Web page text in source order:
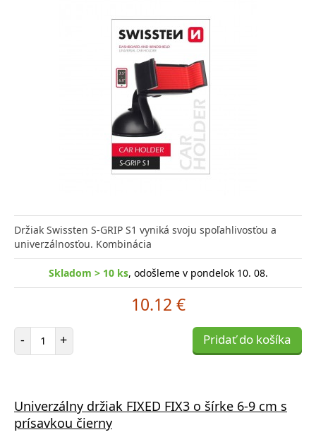
Držiak Swissten S-GRIP S1 vyniká svoju spoľahlivosťou a
univerzálnosťou. Kombinácia
Skladom > 10 ks, odošleme v pondelok 10. 08.
10.12 €
- Počet položiek
+ Pridať do košíka
Univerzálny držiak FIXED FIX3 o šírke 6-9 cm s
prísavkou čierny